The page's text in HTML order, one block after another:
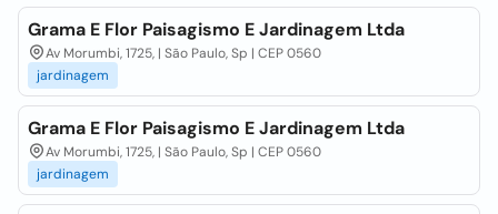
Grama E Flor Paisagismo E Jardinagem Ltda
Av Morumbi, 1725, | São Paulo, Sp | CEP 0560
jardinagem
Grama E Flor Paisagismo E Jardinagem Ltda
Av Morumbi, 1725, | São Paulo, Sp | CEP 0560
jardinagem